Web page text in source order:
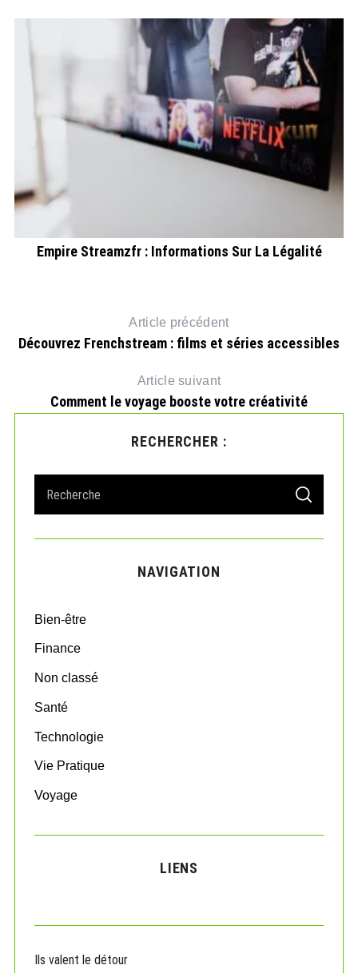
Empire Streamzfr : Informations Sur La Légalité
Article précédent
Découvrez Frenchstream : films et séries accessibles
Article suivant
Comment le voyage booste votre créativité
RECHERCHER :
a
r
o
:
S
A
C
NAVIGATION
Bien-être
Finance
Non classé
Santé
Technologie
Vie Pratique
Voyage
LIENS
Ils valent le détour